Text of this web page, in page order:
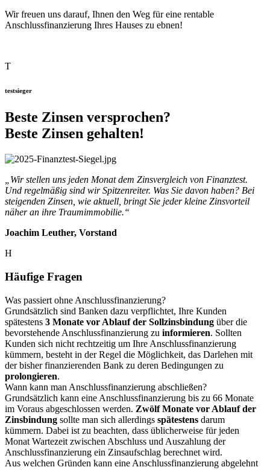
Wir freuen uns darauf, Ihnen den Weg für eine rentable
Anschlussfinanzierung Ihres Hauses zu ebnen!
T
testsieger
Beste Zinsen versprochen?
Beste Zinsen gehalten!
„Wir stellen uns jeden Monat dem Zinsvergleich von Finanztest.
Und regelmäßig sind wir Spitzenreiter. Was Sie davon haben? Bei
steigenden Zinsen, wie aktuell, bringt Sie jeder kleine Zinsvorteil
näher an ihre Traumimmobilie.“
Joachim Leuther, Vorstand
H
Häufige Fragen
Was passiert ohne Anschlussfinanzierung?
Grundsätzlich sind Banken dazu verpflichtet, Ihre Kunden
spätestens 3 Monate vor Ablauf der Sollzinsbindung über die
bevorstehende Anschlussfinanzierung zu informieren. Sollten
Kunden sich nicht rechtzeitig um Ihre Anschlussfinanzierung
kümmern, besteht in der Regel die Möglichkeit, das Darlehen mit
der bisher finanzierenden Bank zu deren Bedingungen zu
prolongieren.
Wann kann man Anschlussfinanzierung abschließen?
Grundsätzlich kann eine Anschlussfinanzierung bis zu 66 Monate
im Voraus abgeschlossen werden. Zwölf Monate vor Ablauf der
Zinsbindung sollte man sich allerdings spätestens darum
kümmern. Dabei ist zu beachten, dass üblicherweise für jeden
Monat Wartezeit zwischen Abschluss und Auszahlung der
Anschlussfinanzierung ein Zinsaufschlag berechnet wird.
Aus welchen Gründen kann eine Anschlussfinanzierung abgelehnt